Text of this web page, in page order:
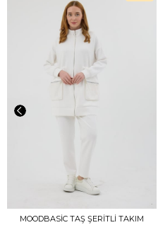
MOODBASİC TAŞ ŞERİTLİ TAKIM